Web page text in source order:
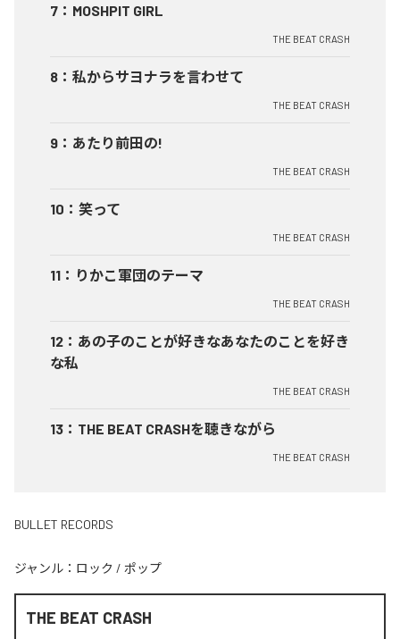
7 ： MOSHPIT GIRL
THE BEAT CRASH
8 ： 私からサヨナラを言わせて
THE BEAT CRASH
9 ： あたり前田の!
THE BEAT CRASH
10 ： 笑って
THE BEAT CRASH
11 ： りかこ軍団のテーマ
THE BEAT CRASH
12 ： あの子のことが好きなあなたのことを好き
な私
THE BEAT CRASH
13 ： THE BEAT CRASHを聴きながら
THE BEAT CRASH
BULLET RECORDS
ジャンル： ロック / ポップ
THE BEAT CRASH